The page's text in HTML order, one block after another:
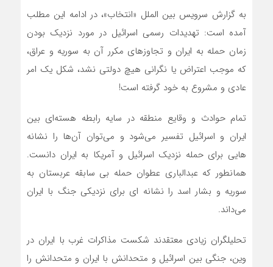
به گزارش سرویس بین الملل «انتخاب»، در ادامه این مطلب
آمده است: تهدیدات رسمی اسرائیل در مورد نزدیک بودن
زمان حمله به ایران و تجاوز‌های مکرر آن به سوریه و عراق،
که موجب اعتراض یا نگرانی هیچ دولتی نشد، شکل یک امر
عادی و مشروع به خود گرفته است!
تمام حوادث و وقایع منطقه در سایه رابطه هسته‌ای بین
ایران و اسرائیل تفسیر می‌شود و می‌توان آن‌ها را نشانه
هایی برای حمله نزدیک اسرائیل و آمریکا به ایران دانست.
همانطور که عبدالباری عطوان حمله بی سابقه عربستان به
سوریه و بشار اسد را نشانه ای برای نزدیکی جنگ با ایران
می‌داند.
تحلیلگران زیادی معتقدند شکست مذاکرات غرب با ایران در
وین، جنگی بین اسرائیل و متحدانش با ایران و متحدانش را